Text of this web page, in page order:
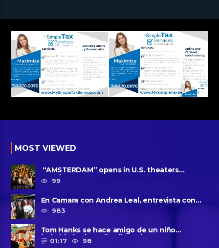
MOST VIEWED
“AMSTERDAM” opens in U.S. theaters
October 7, 2022
99
En Camara con Andrea Leal, entrevista con
Majo Cornejo, Cirque Du ......
983
Tom Hanks se hace amigo de un niño
intimidado de 8 años llamado ......
01:17 98